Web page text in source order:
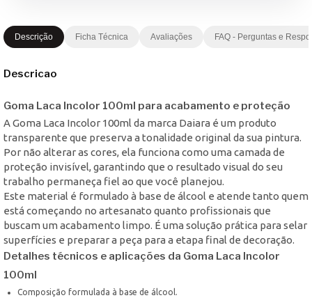
Descrição Ficha Técnica Avaliações FAQ - Perguntas e
Descricao
Goma Laca Incolor 100ml para acabamento e proteção
A Goma Laca Incolor 100ml da marca Daiara é um produto
transparente que preserva a tonalidade original da sua pintura.
Por não alterar as cores, ela funciona como uma camada de
proteção invisível, garantindo que o resultado visual do seu
trabalho permaneça fiel ao que você planejou.
Este material é formulado à base de álcool e atende tanto quem
está começando no artesanato quanto profissionais que
buscam um acabamento limpo. É uma solução prática para selar
superfícies e preparar a peça para a etapa final de decoração.
Detalhes técnicos e aplicações da Goma Laca Incolor
100ml
Composição formulada à base de álcool.